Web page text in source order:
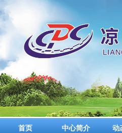
首页 中心简介 动